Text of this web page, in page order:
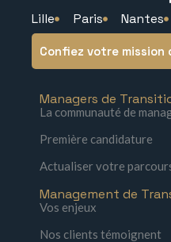
Lille Paris Nantes
Confiez votre
Managers de
La communauté de
Première candidature
Actualiser votre
Management de
Vos enjeux
Nos clients témoignent